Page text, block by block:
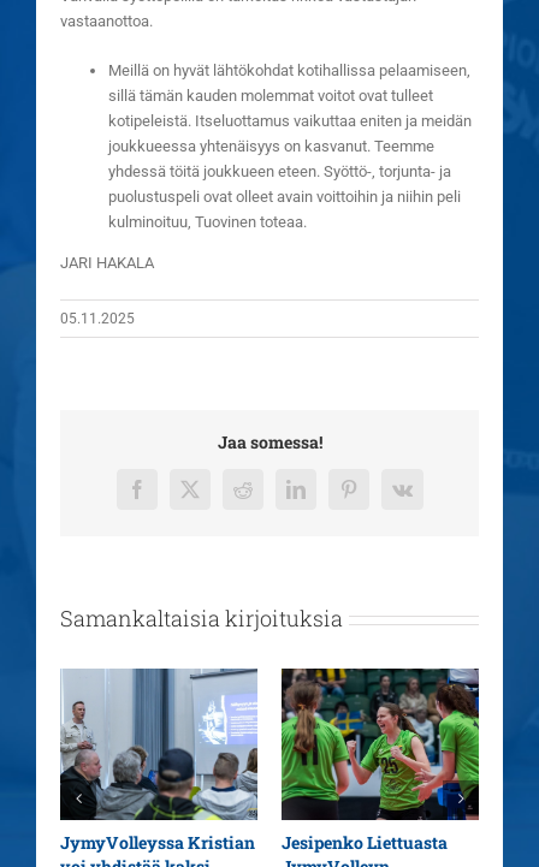
vastaanottoa.
Meillä on hyvät lähtökohdat kotihallissa pelaamiseen,
sillä tämän kauden molemmat voitot ovat tulleet
kotipeleistä. Itseluottamus vaikuttaa eniten ja meidän
joukkueessa yhtenäisyys on kasvanut. Teemme
yhdessä töitä joukkueen eteen. Syöttö-, torjunta- ja
puolustuspeli ovat olleet avain voittoihin ja niihin peli
kulminoituu, Tuovinen toteaa.
JARI HAKALA
05.11.2025
Jaa somessa!
Facebook
X RedditLinkedInPinterest
Vk
Samankaltaisia kirjoituksia
JymyVolleyssa Kristian
Jesipenko Liettuasta